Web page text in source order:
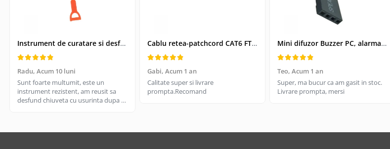
Boxe bluetooth
Boxe USB
Soundbar
Camera Web
Instrument de curatare si desfundare coloane de scurgeri, Drain Cleaner, lungime 51 cm
Radu, Acum 10 luni
Sunt foarte multumit, este un
instrument rezistent, am reusit sa
desfund chiuveta cu usurinta dupa ce
Cablu retea-patchcord CAT6 FTP, Lanberg 43612, 2 X RJ45, lungime 25cm, AWG26, 10Gb/s-250MHz, de legatura retea, ethernet, gri
Gabi, Acum 1 an
Calitate super si livrare
prompta.Recomand
Mini difuzor Buzzer PC, alarma sonora pentru placa de baza PC
Teo, Acum 1 an
Super, ma bucur ca am gasit in stoc.
Livrare prompta, mersi